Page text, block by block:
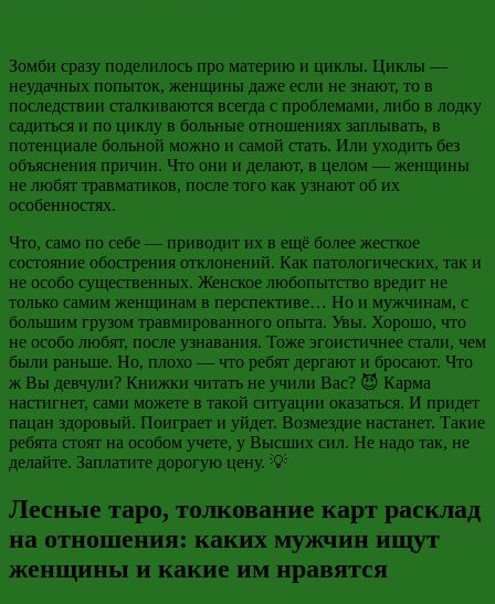
Зомби сразу поделилось про материю и циклы. Циклы —
неудачных попыток, женщины даже если не знают, то в
последствии сталкиваются всегда с проблемами, либо в лодку
садиться и по циклу в больные отношениях заплывать, в
потенциале больной можно и самой стать. Или уходить без
объяснения причин. Что они и делают, в целом — женщины
не любят травматиков, после того как узнают об их
особенностях.
Что, само по себе — приводит их в ещё более жесткое
состояние обострения отклонений. Как патологических, так и
не особо существенных. Женское любопытство вредит не
только самим женщинам в перспективе… Но и мужчинам, с
большим грузом травмированного опыта. Увы. Хорошо, что
не особо любят, после узнавания. Тоже эгоистичнее стали, чем
были раньше. Но, плохо — что ребят дергают и бросают. Что
ж Вы девчули? Книжки читать не учили Вас? 😈 Карма
настигнет, сами можете в такой ситуации оказаться. И придет
пацан здоровый. Поиграет и уйдет. Возмездие настанет. Такие
ребята стоят на особом учете, у Высших сил. Не надо так, не
делайте. Заплатите дорогую цену. 💡
Лесные таро, толкование карт расклад
на отношения: каких мужчин ищут
женщины и какие им нравятся